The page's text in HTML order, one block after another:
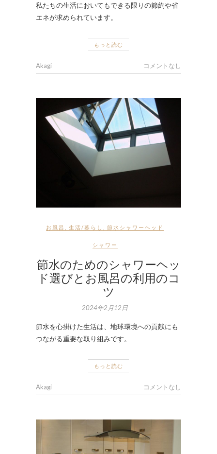
私たちの生活においてもできる限りの節約や省
エネが求められています。
もっと読む
Akagi コメントなし
お風呂 生活/暮らし 節水シャワーヘッド
シャワー
節水のためのシャワーヘッ
ド選びとお風呂の利用のコ
ツ
2024年2月12日
節水を心掛けた生活は、地球環境への貢献にも
つながる重要な取り組みです。
もっと読む
Akagi コメントなし